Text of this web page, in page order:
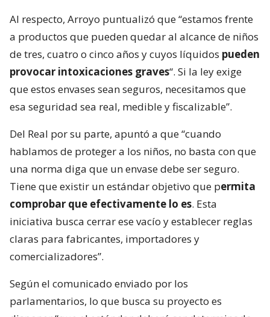
Al respecto, Arroyo puntualizó que “estamos frente
a productos que pueden quedar al alcance de niños
de tres, cuatro o cinco años y cuyos líquidos pueden
provocar intoxicaciones graves“. Si la ley exige
que estos envases sean seguros, necesitamos que
esa seguridad sea real, medible y fiscalizable”.
Del Real por su parte, apuntó a que “cuando
hablamos de proteger a los niños, no basta con que
una norma diga que un envase debe ser seguro.
Tiene que existir un estándar objetivo que permita
comprobar que efectivamente lo es. Esta
iniciativa busca cerrar ese vacío y establecer reglas
claras para fabricantes, importadores y
comercializadores”.
Según el comunicado enviado por los
parlamentarios, lo que busca su proyecto es